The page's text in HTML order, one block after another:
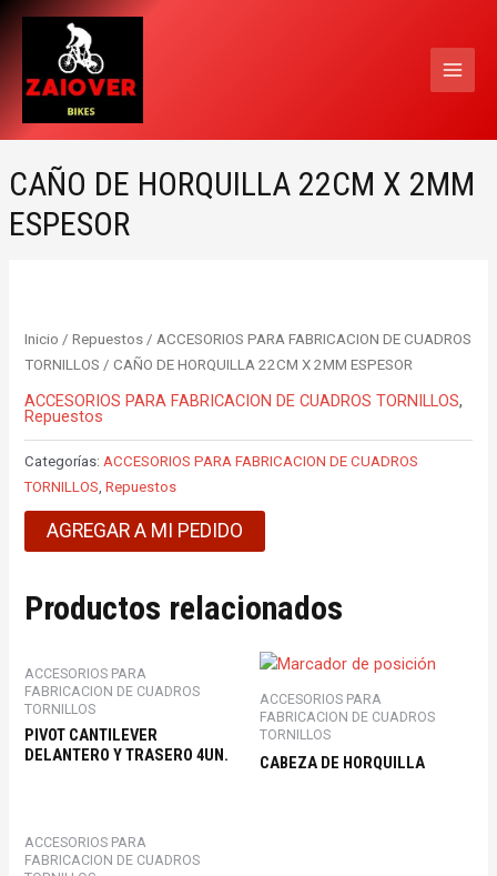
contenido
CAÑO DE HORQUILLA 22CM X 2MM
ESPESOR
Inicio /Repuestos /ACCESORIOS PARA FABRICACION DE CUADROS
TORNILLOS / CAÑO DE HORQUILLA 22CM X 2MM ESPESOR
ACCESORIOS PARA FABRICACION DE CUADROS TORNILLOS,
Repuestos
Categorías: ACCESORIOS PARA FABRICACION DE CUADROS
TORNILLOS ,Repuestos
AGREGAR A MI PEDIDO
Productos relacionados
ACCESORIOS PARA
FABRICACION DE CUADROS
TORNILLOS
PIVOT CANTILEVER
DELANTERO Y TRASERO 4UN.
ACCESORIOS PARA
FABRICACION DE CUADROS
TORNILLOS
CABEZA DE HORQUILLA
ACCESORIOS PARA
FABRICACION DE CUADROS